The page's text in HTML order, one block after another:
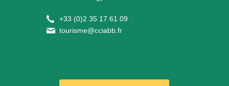
+33 (0)2 35 17 61 09
tourisme@cciabb.fr